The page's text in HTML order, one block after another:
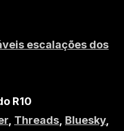
escalações dos
R10
Threads Bluesky,